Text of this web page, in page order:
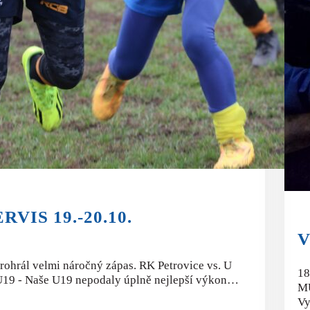
19.-20.10.
velmi náročný zápas. RK Petrovice vs. U
- Naše U19 nepodaly úplně nejlepší výkon…